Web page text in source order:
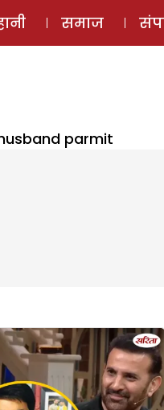
समाज
parmit